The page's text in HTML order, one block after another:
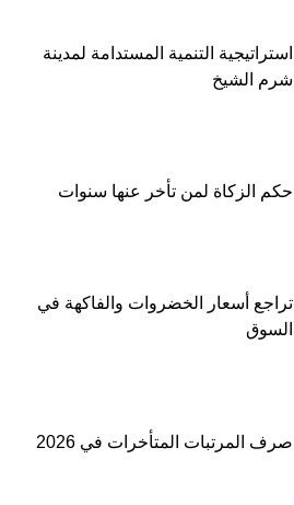
استراتيجية التنمية المستدامة لمدينة
شرم الشيخ
حكم الزكاة لمن تأخر عنها سنوات
تراجع أسعار الخضروات والفاكهة في
السوق
صرف المرتبات المتأخرات في 2026